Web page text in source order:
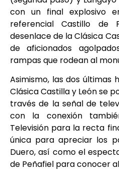
con un final explosivo
referencial Castillo de
desenlace de la Clásica
de aficionados
rampas que rodean al
Asimismo, las dos últimas
Clásica Castilla y León se
través de la señal de
con la conexión
Televisión para la recta
única para apreciar los
Duero, así como el
de Peñafiel para conocer